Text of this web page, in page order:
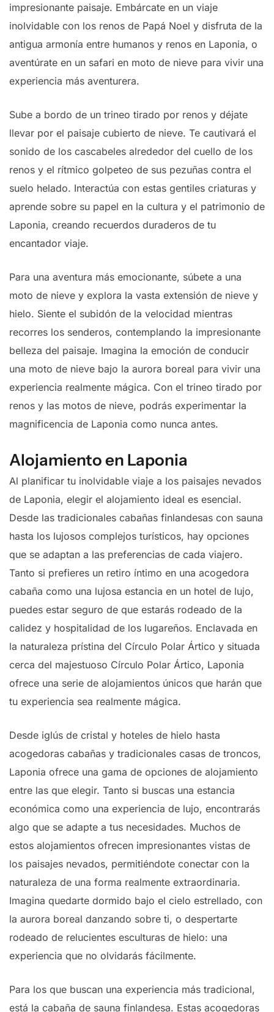
impresionante paisaje. Embárcate en un viaje
inolvidable con los renos de Papá Noel y disfruta de la
antigua armonía entre humanos y renos en Laponia, o
aventúrate en un safari en moto de nieve para vivir una
experiencia más aventurera.
Sube a bordo de un trineo tirado por renos y déjate
llevar por el paisaje cubierto de nieve. Te cautivará el
sonido de los cascabeles alrededor del cuello de los
renos y el rítmico golpeteo de sus pezuñas contra el
suelo helado. Interactúa con estas gentiles criaturas y
aprende sobre su papel en la cultura y el patrimonio de
Laponia, creando recuerdos duraderos de tu
encantador viaje.
Para una aventura más emocionante, súbete a una
moto de nieve y explora la vasta extensión de nieve y
hielo. Siente el subidón de la velocidad mientras
recorres los senderos, contemplando la impresionante
belleza del paisaje. Imagina la emoción de conducir
una moto de nieve bajo la aurora boreal para vivir una
experiencia realmente mágica. Con el trineo tirado por
renos y las motos de nieve, podrás experimentar la
magnificencia de Laponia como nunca antes.
Alojamiento en Laponia
Al planificar tu inolvidable viaje a los paisajes nevados
de Laponia, elegir el alojamiento ideal es esencial.
Desde las tradicionales cabañas finlandesas con sauna
hasta los lujosos complejos turísticos, hay opciones
que se adaptan a las preferencias de cada viajero.
Tanto si prefieres un retiro íntimo en una acogedora
cabaña como una lujosa estancia en un hotel de lujo,
puedes estar seguro de que estarás rodeado de la
calidez y hospitalidad de los lugareños. Enclavada en
la naturaleza prístina del Círculo Polar Ártico y situada
cerca del majestuoso Círculo Polar Ártico, Laponia
ofrece una serie de alojamientos únicos que harán que
tu experiencia sea realmente mágica.
Desde iglús de cristal y hoteles de hielo hasta
acogedoras cabañas y tradicionales casas de troncos,
Laponia ofrece una gama de opciones de alojamiento
entre las que elegir. Tanto si buscas una estancia
económica como una experiencia de lujo, encontrarás
algo que se adapte a tus necesidades. Muchos de
estos alojamientos ofrecen impresionantes vistas de
los paisajes nevados, permitiéndote conectar con la
naturaleza de una forma realmente extraordinaria.
Imagina quedarte dormido bajo el cielo estrellado, con
la aurora boreal danzando sobre ti, o despertarte
rodeado de relucientes esculturas de hielo: una
experiencia que no olvidarás fácilmente.
Para los que buscan una experiencia más tradicional,
está la cabaña de sauna finlandesa. Estas acogedoras